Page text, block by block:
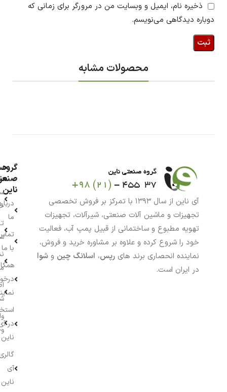
ذخیره نام، ایمیل و وبسایت من در مرورگر برای زمانی که
دوباره دیدگاهی می‌نویسم.
محصولات مشابه
آی ناین از سال ۱۳۹۳ با تمرکز بر فروش تخصصی
تجهیزات و ماشین آلات صنعتی، شیرآلات، تجهیزات
تهویه مطبوع و ساختمانی از قبیل پمپ آب، فعالیت
خود را شروع کرده و علاوه بر مشاوره خرید و فروش،
نماینده انحصاری برند های رپس، اسلانگ چین و شوا
در ایران است.
گروه
ناین
ما
با ما
در
ناین
آی
ناین